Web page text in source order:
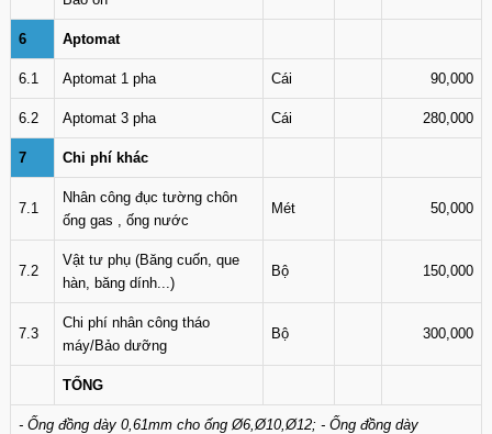
6 Aptomat
6.1 Aptomat 1 pha Cái 90,000
6.2 Aptomat 3 pha Cái 280,000
7 Chi phí khác
7.1
Nhân công đục tường chôn
ống gas , ống nước
Mét 50,000
7.2
Vật tư phụ (Băng cuốn, que
hàn, băng dính...)
Bộ 150,000
7.3
Chi phí nhân công tháo
máy/Bảo dưỡng
Bộ 300,000
TỔNG
- Ống đồng dày 0,61mm cho ống Ø6,Ø10,Ø12; - Ống đồng dày